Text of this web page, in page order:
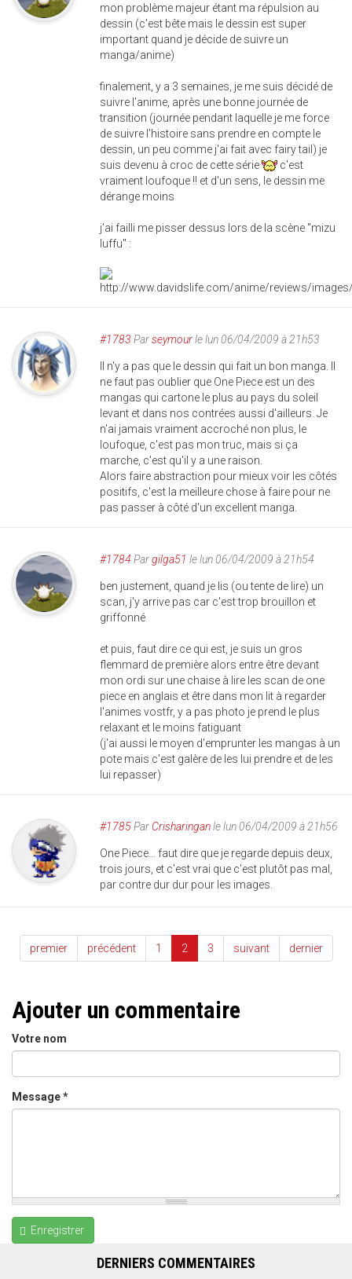
mon problème majeur étant ma répulsion au
dessin (c'est bête mais le dessin est super
important quand je décide de suivre un
manga/anime)
finalement, y a 3 semaines, je me suis décidé de
suivre l'anime, après une bonne journée de
transition (journée pendant laquelle je me force
de suivre l'histoire sans prendre en compte le
dessin, un peu comme j'ai fait avec fairy tail) je
suis devenu à croc de cette série
c'est
vraiment loufoque !! et d'un sens, le dessin me
dérange moins
j'ai failli me pisser dessus lors de la scène "mizu
luffu" :
#1783 Parseymourle lun 06/04/2009 à 21h53
Il n'y a pas que le dessin qui fait un bon manga. Il
ne faut pas oublier que One Piece est un des
mangas qui cartone le plus au pays du soleil
levant et dans nos contrées aussi d'ailleurs. Je
n'ai jamais vraiment accroché non plus, le
loufoque, c'est pas mon truc, mais si ça
marche, c'est qu'il y a une raison.
Alors faire abstraction pour mieux voir les côtés
positifs, c'est la meilleure chose à faire pour ne
pas passer à côté d'un excellent manga.
#1784 Pargilga51 le lun 06/04/2009 à 21h54
ben justement, quand je lis (ou tente de lire) un
scan, j'y arrive pas car c'est trop brouillon et
griffonné
et puis, faut dire ce qui est, je suis un gros
flemmard de première alors entre être devant
mon ordi sur une chaise à lire les scan de one
piece en anglais et être dans mon lit à regarder
l'animes vostfr, y a pas photo je prend le plus
relaxant et le moins fatiguant
(j'ai aussi le moyen d'emprunter les mangas à un
pote mais c'est galère de les lui prendre et de les
lui repasser)
#1785Par Crisharinganle lun 06/04/2009 à 21h56
One Piece... faut dire que je regarde depuis deux,
trois jours, et c'est vrai que c'est plutôt pas mal,
par contre dur dur pour les images.
premier précédent 1 2 3 suivant dernier
Ajouter un commentaire
Votre nom
Message*
Enregistrer
DERNIERS COMMENTAIRES